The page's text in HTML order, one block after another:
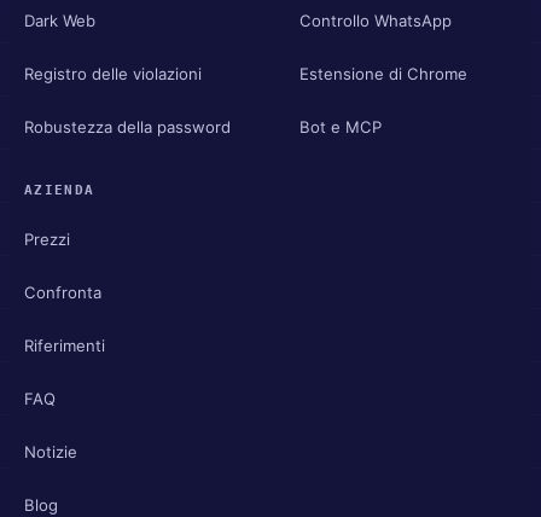
Dark Web
Registro delle violazioni
Robustezza della password
Controllo WhatsApp
Estensione di Chrome
Bot e MCP
AZIENDA
Prezzi
Confronta
Riferimenti
FAQ
Notizie
Blog